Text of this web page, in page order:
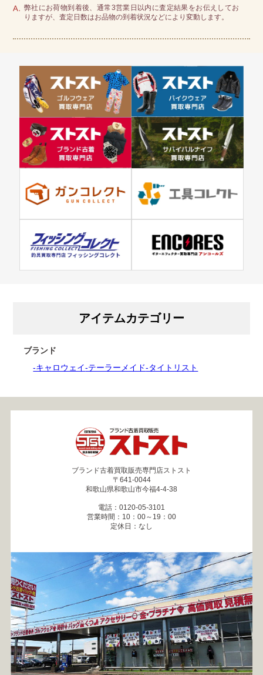
弊社にお荷物到着後、通常3営業日以内に査定結果をお伝えしてお
りますが、査定日数はお品物の到着状況などにより変動します。
アイテムカテゴリー
ブランド
-キャロウェイ-テーラーメイド-タイトリスト
ブランド古着買取販売専門店ストスト
〒641-0044
和歌山県和歌山市今福4-4-38
電話：0120-05-3101
営業時間：10：00～19：00
定休日：なし